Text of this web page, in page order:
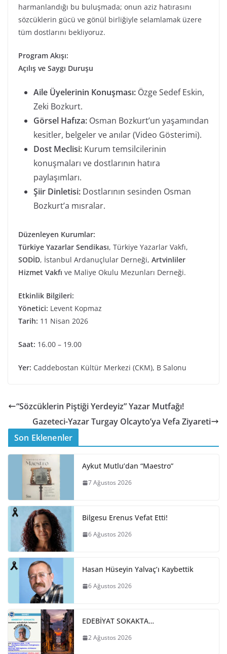
harmanlandığı bu buluşmada; onun aziz hatırasını
sözcüklerin gücü ve gönül birliğiyle selamlamak üzere
tüm dostlarını bekliyoruz.
Program Akışı:
Açılış ve Saygı Duruşu
Aile Üyelerinin Konuşması: Özge Sedef Eskin,
Zeki Bozkurt.
Görsel Hafıza: Osman Bozkurt’un yaşamından
kesitler, belgeler ve anılar (Video Gösterimi).
Dost Meclisi: Kurum temsilcilerinin
konuşmaları ve dostlarının hatıra
paylaşımları.
Şiir Dinletisi: Dostlarının sesinden Osman
Bozkurt’a mısralar.
Düzenleyen Kurumlar:
Türkiye Yazarlar Sendikası, Türkiye Yazarlar Vakfı,
SODİD, İstanbul Ardanuçlular Derneği, Artvinliler
Hizmet Vakfı ve Maliye Okulu Mezunları Derneği.
Etkinlik Bilgileri:
Yönetici: Levent Kopmaz
Tarih: 11 Nisan 2026
Saat: 16.00 – 19.00
Yer: Caddebostan Kültür Merkezi (CKM), B Salonu
“Sözcüklerin Piştiği Yerdeyiz” Yazar Mutfağı!
Gazeteci-Yazar Turgay Olcayto’ya Vefa Ziyareti
Son Eklenenler
Aykut Mutlu’dan “Maestro”
7 Ağustos 2026
Bilgesu Erenus Vefat Etti!
6 Ağustos 2026
Hasan Hüseyin Yalvaç’ı Kaybettik
6 Ağustos 2026
EDEBİYAT SOKAKTA…
2 Ağustos 2026